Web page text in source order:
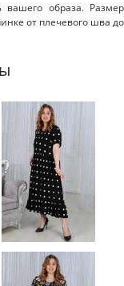
вашего образа. Размер
от плечевого шва до